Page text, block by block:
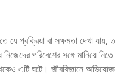
যে প্রক্রিয়া বা সক্ষমতা দেখা
নিজেদের পরিবেশের সঙ্গে মানিয়ে
এটি ঘটে। জীববিজ্ঞানে